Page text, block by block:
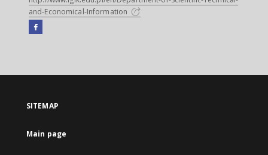
and-Economical-Information
Facebook
open
new
SITEMAP
Main page